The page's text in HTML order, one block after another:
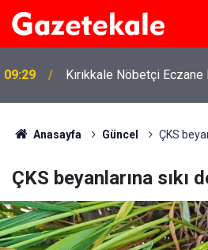
09:29 Kırıkkale Nöbetçi
Anasayfa Güncel ÇKS
ÇKS beyanlarına sıkı